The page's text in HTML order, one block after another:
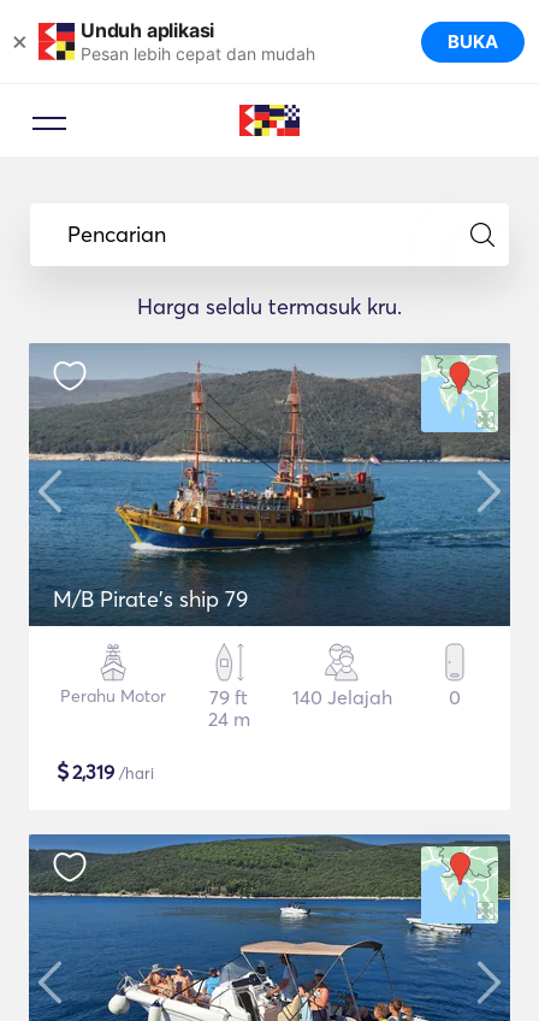
× Unduh aplikasi
Pesan lebih cepat dan mudah BUKA
Pencarian
Harga selalu termasuk kru.
M/B Pirate's ship 79
Perahu Motor
79 ft
24 m
140 Jelajah 0
$2,319 /hari